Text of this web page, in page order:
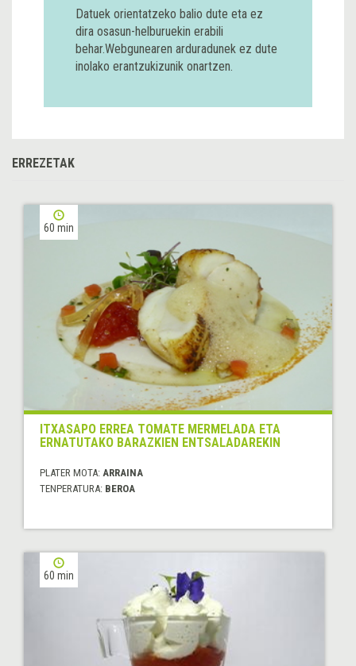
Datuek orientatzeko balio dute eta ez
dira osasun-helburuekin erabili
behar.Webgunearen arduradunek ez dute
inolako erantzukizunik onartzen.
ERREZETAK
60 min
ITXASAPO ERREA TOMATE MERMELADA ETA
ERNATUTAKO BARAZKIEN ENTSALADAREKIN
PLATER MOTA: ARRAINA
TENPERATURA: BEROA
60 min